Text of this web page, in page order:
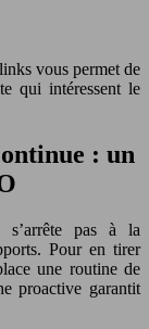
vous permet de
qui intéressent le
: un
s’arrête pas à la
Pour en tirer
une routine de
proactive garantit